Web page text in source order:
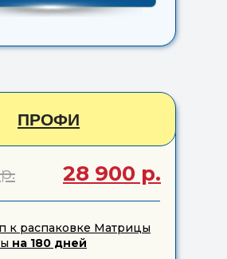
ПРОФИ
к распаковке Матрицы
на 180 дней
28 900 р.